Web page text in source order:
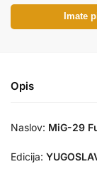
Imate
Opis
Naslov: MiG-29
Edicija: